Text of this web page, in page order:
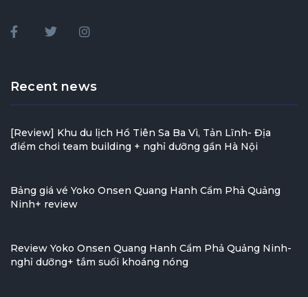
Recent news
[Review] Khu du lịch Hồ Tiên Sa Ba Vì, Tản Lĩnh- Địa
điểm chơi team building + nghỉ dưỡng gần Hà Nội
Bảng giá vé Yoko Onsen Quang Hanh Cẩm Phả Quảng
Ninh+ review
Review Yoko Onsen Quang Hanh Cẩm Phả Quảng Ninh-
nghỉ dưỡng+ tắm suối khoáng nóng